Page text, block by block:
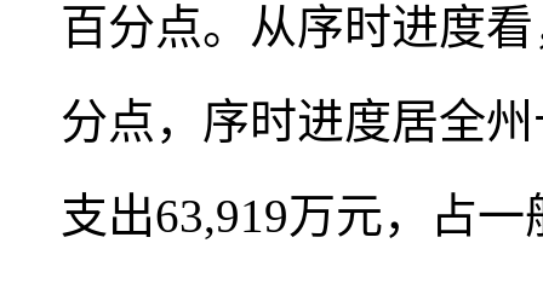
百分点。从序时进度
分点，序时进度居全
支出63,919万元，占